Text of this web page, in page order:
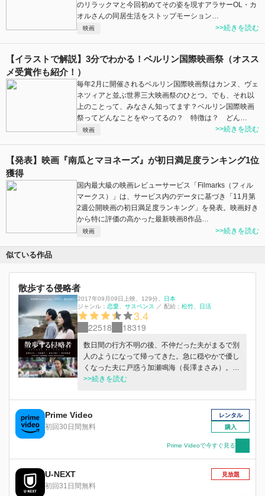
のリラックマと今回初めてその姿を現すアラサーOL・カ
オルさんの同居生活をストップモーション…
映画 >>続きを読む
【イラストで解説】3分でわかる！ベルリン国際映画祭（オスス
メ受賞作も紹介！）
毎年2月に開催されるベルリン国際映画祭はカンヌ、ヴェ
ネツィアと並ぶ世界三大映画祭のひとつ。でも、それ以
上のことって、みなさん知ってます？ベルリン国際映画
祭ってどんなことをやってるの？ 特徴は？ どん…
映画 >>続きを読む
【発表】映画『南瓜とマヨネーズ』が初日満足度ランキング1位
獲得
国内最大級の映画レビューサービス「Filmarks（フィル
マークス）」は、サービス内のデータに基づき「11月第
2週公開映画の初日満足度ランキング」を発表。映画好き
から特に評価の高かった最新映画8作品…
映画 >>続きを読む
似ている作品
散歩する侵略者
2017年09月09日上映 129分
日本
ジャンル： 恋愛 サスペンス ／ 配給： 松竹 日活
3.4
22518 18319
数日間の行方不明の後、不仲だった夫がまるで別
人のようになって帰ってきた。急に穏やかで優し
くなった夫に戸惑う加瀬鳴海（長澤まさみ）。
夫・加瀬真治（松田龍平）は毎日散歩に出かけて
一家惨殺事件が発生し、奇妙な現象が頻発する。
ジャーナリストの桜井（長谷川博己）は取材中に
一人、ある事実に気づく。やがて町は急速に不穏
な世界へと姿を変え、事態は思わぬ方向へと動
く。「地球を侵略しに来た」— 真治から衝撃の
告白を受ける鳴海。混乱に巻き込まれていく桜
井。当たり前の日常がある日突然、様相を変え
る。些細な出来事が、想像もしない展開へ。彼ら
が見たものとは、そしてたどり着く結末とは？
>>続きを読む
Prime Video
初回30日間無料
レンタル
購入
Prime Videoで今すぐ見る
U-NEXT
初回31日間無料
見放題